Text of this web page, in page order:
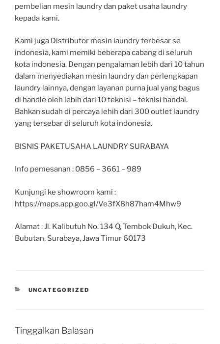
pembelian mesin laundry dan paket usaha laundry
kepada kami.
Kami juga Distributor mesin laundry terbesar se
indonesia, kami memiki beberapa cabang di seluruh
kota indonesia. Dengan pengalaman lebih dari 10 tahun
dalam menyediakan mesin laundry dan perlengkapan
laundry lainnya, dengan layanan purna jual yang bagus
di handle oleh lebih dari 10 teknisi – teknisi handal.
Bahkan sudah di percaya lehih dari 300 outlet laundry
yang tersebar di seluruh kota indonesia.
BISNIS PAKETUSAHA LAUNDRY SURABAYA
Info pemesanan : 0856 – 3661 – 989
Kunjungi ke showroom kami :
https://maps.app.goo.gl/Ve3fX8h87ham4Mhw9
Alamat : Jl. Kalibutuh No. 134 Q, Tembok Dukuh, Kec.
Bubutan, Surabaya, Jawa Timur 60173
UNCATEGORIZED
Tinggalkan Balasan